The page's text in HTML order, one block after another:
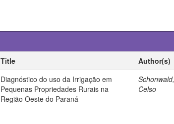
Title Author(s)
Diagnóstico do uso da Irrigação em
Pequenas Propriedades Rurais na
Região Oeste do Paraná
Schonwald,
Celso